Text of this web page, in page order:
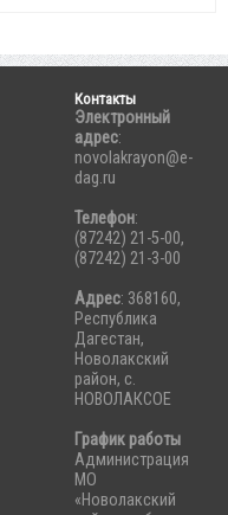
Контакты
Электронный
адрес:
novolakrayon@e-
dag.ru
Телефон:
(87242) 21-5-00,
(87242) 21-3-00
Адрес: 368160,
Республика
Дагестан,
Новолакский
район, с.
НОВОЛАКСОЕ
График работы
Администрация
МО
«Новолакский